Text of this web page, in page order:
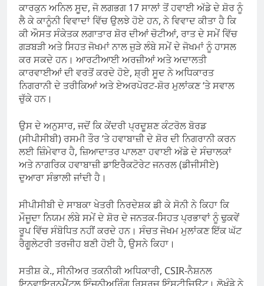
ਕਾਰਕੁਨ ਅਨਿਲ ਸੂਦ, ਜੋ ਲਗਭਗ 17 ਸਾਲਾਂ ਤੋਂ ਹਵਾਈ ਅੱਡੇ ਦੇ ਸ਼ੋਰ ਨੂੰ
ਲੈ ਕੇ ਕਾਨੂੰਨੀ ਵਿਵਾਦਾਂ ਵਿੱਚ ਉਲਝੇ ਹੋਏ ਹਨ, ਨੇ ਵਿਵਾਦ ਕੀਤਾ ਹੈ ਕਿ
ਕੀ ਔਸਤ ਸੰਕੇਤਕ ਲਗਾਤਾਰ ਸ਼ੋਰ ਦੀਆਂ ਚੋਟੀਆਂ, ਰਾਤ ​​ਦੇ ਸਮੇਂ ਵਿੱਚ
ਗੜਬੜੀ ਅਤੇ ਸਿਹਤ ਜੋਖਮਾਂ ਨਾਲ ਜੁੜੇ ਲੰਬੇ ਸਮੇਂ ਦੇ ਜੋਖਮਾਂ ਨੂੰ ਹਾਸਲ
ਕਰ ਸਕਦੇ ਹਨ। ਆਰਟੀਆਈ ਅਰਜ਼ੀਆਂ ਅਤੇ ਅਦਾਲਤੀ
ਕਾਰਵਾਈਆਂ ਦੀ ਵਰਤੋਂ ਕਰਦੇ ਹੋਏ, ਸ਼੍ਰੀ ਸੂਦ ਨੇ ਅਧਿਕਾਰਤ
ਨਿਗਰਾਨੀ ਦੇ ਤਰੀਕਿਆਂ ਅਤੇ ਏਅਰਪੋਰਟ-ਸ਼ੋਰ ਮੁਲਾਂਕਣ ‘ਤੇ ਸਵਾਲ
ਚੁੱਕੇ ਹਨ।
ਉਸ ਦੇ ਅਨੁਸਾਰ, ਜਦੋਂ ਕਿ ਕੇਂਦਰੀ ਪ੍ਰਦੂਸ਼ਣ ਕੰਟਰੋਲ ਬੋਰਡ
(ਸੀਪੀਸੀਬੀ) ਰਸਮੀ ਤੌਰ ‘ਤੇ ਹਵਾਬਾਜ਼ੀ ਦੇ ਸ਼ੋਰ ਦੀ ਨਿਗਰਾਨੀ ਕਰਨ
ਲਈ ਜ਼ਿੰਮੇਵਾਰ ਹੈ, ਜ਼ਿਆਦਾਤਰ ਪਾਲਣਾ ਹਵਾਈ ਅੱਡੇ ਦੇ ਸੰਚਾਲਕਾਂ
ਅਤੇ ਨਾਗਰਿਕ ਹਵਾਬਾਜ਼ੀ ਡਾਇਰੈਕਟੋਰੇਟ ਜਨਰਲ (ਡੀਜੀਸੀਏ)
ਦੁਆਰਾ ਸੰਭਾਲੀ ਜਾਂਦੀ ਹੈ।
ਸੀਪੀਸੀਬੀ ਦੇ ਸਾਬਕਾ ਖੇਤਰੀ ਨਿਰਦੇਸ਼ਕ ਡੀ ਕੇ ਸੋਨੀ ਨੇ ਕਿਹਾ ਕਿ
ਮੌਜੂਦਾ ਨਿਯਮ ਲੰਬੇ ਸਮੇਂ ਦੇ ਸ਼ੋਰ ਦੇ ਜਨਤਕ-ਸਿਹਤ ਪ੍ਰਭਾਵਾਂ ਨੂੰ ਢੁਕਵੇਂ
ਰੂਪ ਵਿੱਚ ਸੰਬੋਧਿਤ ਨਹੀਂ ਕਰਦੇ ਹਨ। ਸੰਚਤ ਜੋਖਮ ਮੁਲਾਂਕਣ ਇੱਕ ਘੱਟ
ਰੈਗੂਲੇਟਰੀ ਤਰਜੀਹ ਬਣੀ ਹੋਈ ਹੈ, ਉਸਨੇ ਕਿਹਾ।
ਸਤੀਸ਼ ਕੇ., ਸੀਨੀਅਰ ਤਕਨੀਕੀ ਅਧਿਕਾਰੀ, CSIR-ਨੈਸ਼ਨਲ
ਇਨਵਾਇਰਨਮੈਂਟਲ ਇੰਜਨੀਅਰਿੰਗ ਰਿਸਰਚ ਇੰਸਟੀਚਿਊਟ। ਲੋਖੰਡੇ ਨੇ